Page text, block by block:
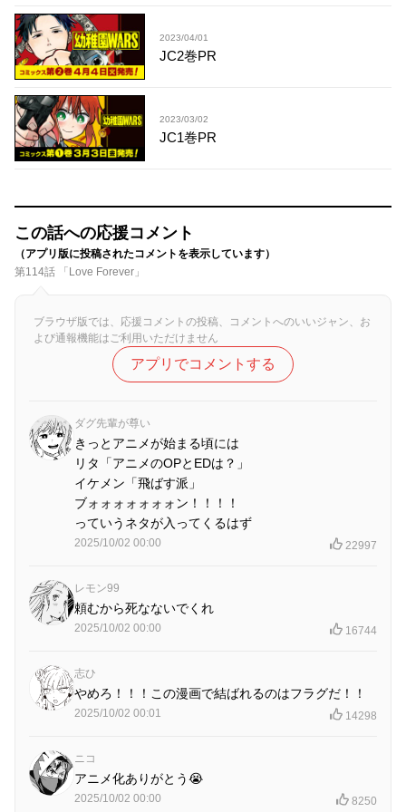
2023/04/01
JC2巻PR
2023/03/02
JC1巻PR
この話への応援コメント
（アプリ版に投稿されたコメントを表示しています）
第114話 「Love Forever」
ブラウザ版では、応援コメントの投稿、コメントへのいいジャン、お
よび通報機能はご利用いただけません
アプリでコメントする
ダグ先輩が尊い
きっとアニメが始まる頃には
リタ「アニメのOPとEDは？」
イケメン「飛ばす派」
ブォォォォォォォン！！！！
っていうネタが入ってくるはず
2025/10/02 00:00 22997
レモン99
頼むから死なないでくれ
2025/10/02 00:00 16744
志ひ
やめろ！！！この漫画で結ばれるのはフラグだ！！
2025/10/02 00:01 14298
ニコ
アニメ化ありがとう😭
2025/10/02 00:00 8250